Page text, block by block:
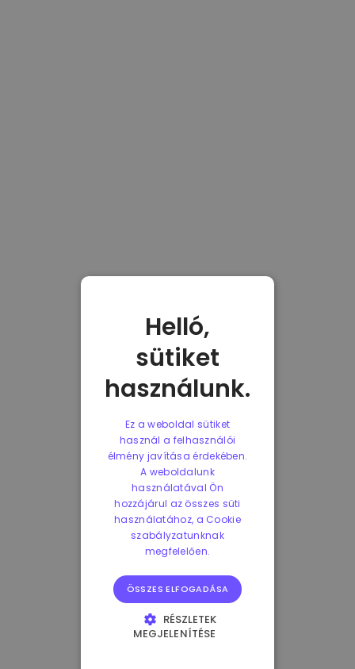
Helló,
sütiket
használunk.
Ez a weboldal sütiket
használ a felhasználói
élmény javítása érdekében.
A weboldalunk
használatával Ön
hozzájárul az összes süti
használatához, a Cookie
szabályzatunknak
megfelelően.
ÖSSZES ELFOGADÁSA
RÉSZLETEK
MEGJELENÍTÉSE